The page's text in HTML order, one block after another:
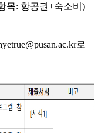
목: 항공권+숙소비)
로